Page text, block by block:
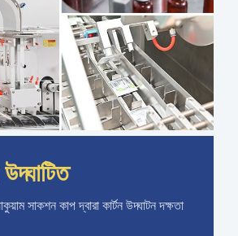
সাকশন কাপ দ্বারা কার্টন উদ্ঘাটন দক্ষতা